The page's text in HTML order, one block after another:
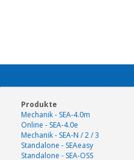
Produkte
Mechanik - SEA-4.0m
Online - SEA-4.0e
Mechanik - SEA-N / 2 / 3
Standalone - SEAeasy
Standalone - SEA-OSS